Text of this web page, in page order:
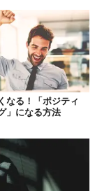
「完全なるも
を「自分の夢」
」になってしま
かれやすい。だ
したときの「が
波となって彼
なる！「ポジティ
」になる方法